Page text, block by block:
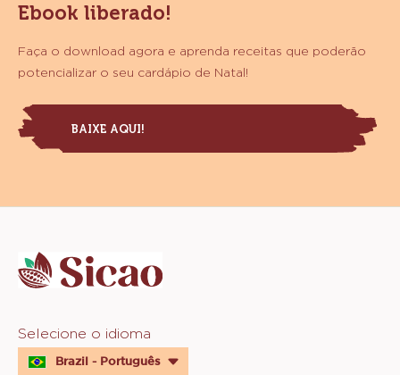
Ebook liberado!
Faça o download agora e aprenda receitas que poderão
potencializar o seu cardápio de Natal!
BAIXE AQUI!
info
Website
quick
Selecione o idioma
Brazil - Português